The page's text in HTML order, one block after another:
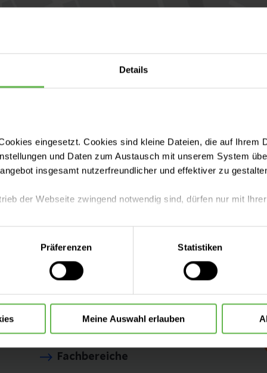
Details
eingesetzt. Cookies sind kleine Dateien, die auf Ihrem
und Daten zum Austausch mit unserem System
insgesamt nutzerfreundlicher und effektiver zu
der Webseite zwingend notwendig sind, dürfen nur mit
mit nur den notwendigen Cookies zu benutzen, eine
können Sie jederzeit ändern oder widerrufen.
Präferenzen Statistiken
Meine Auswahl erlauben
Kontakt & Anfahrt
Fachbereiche